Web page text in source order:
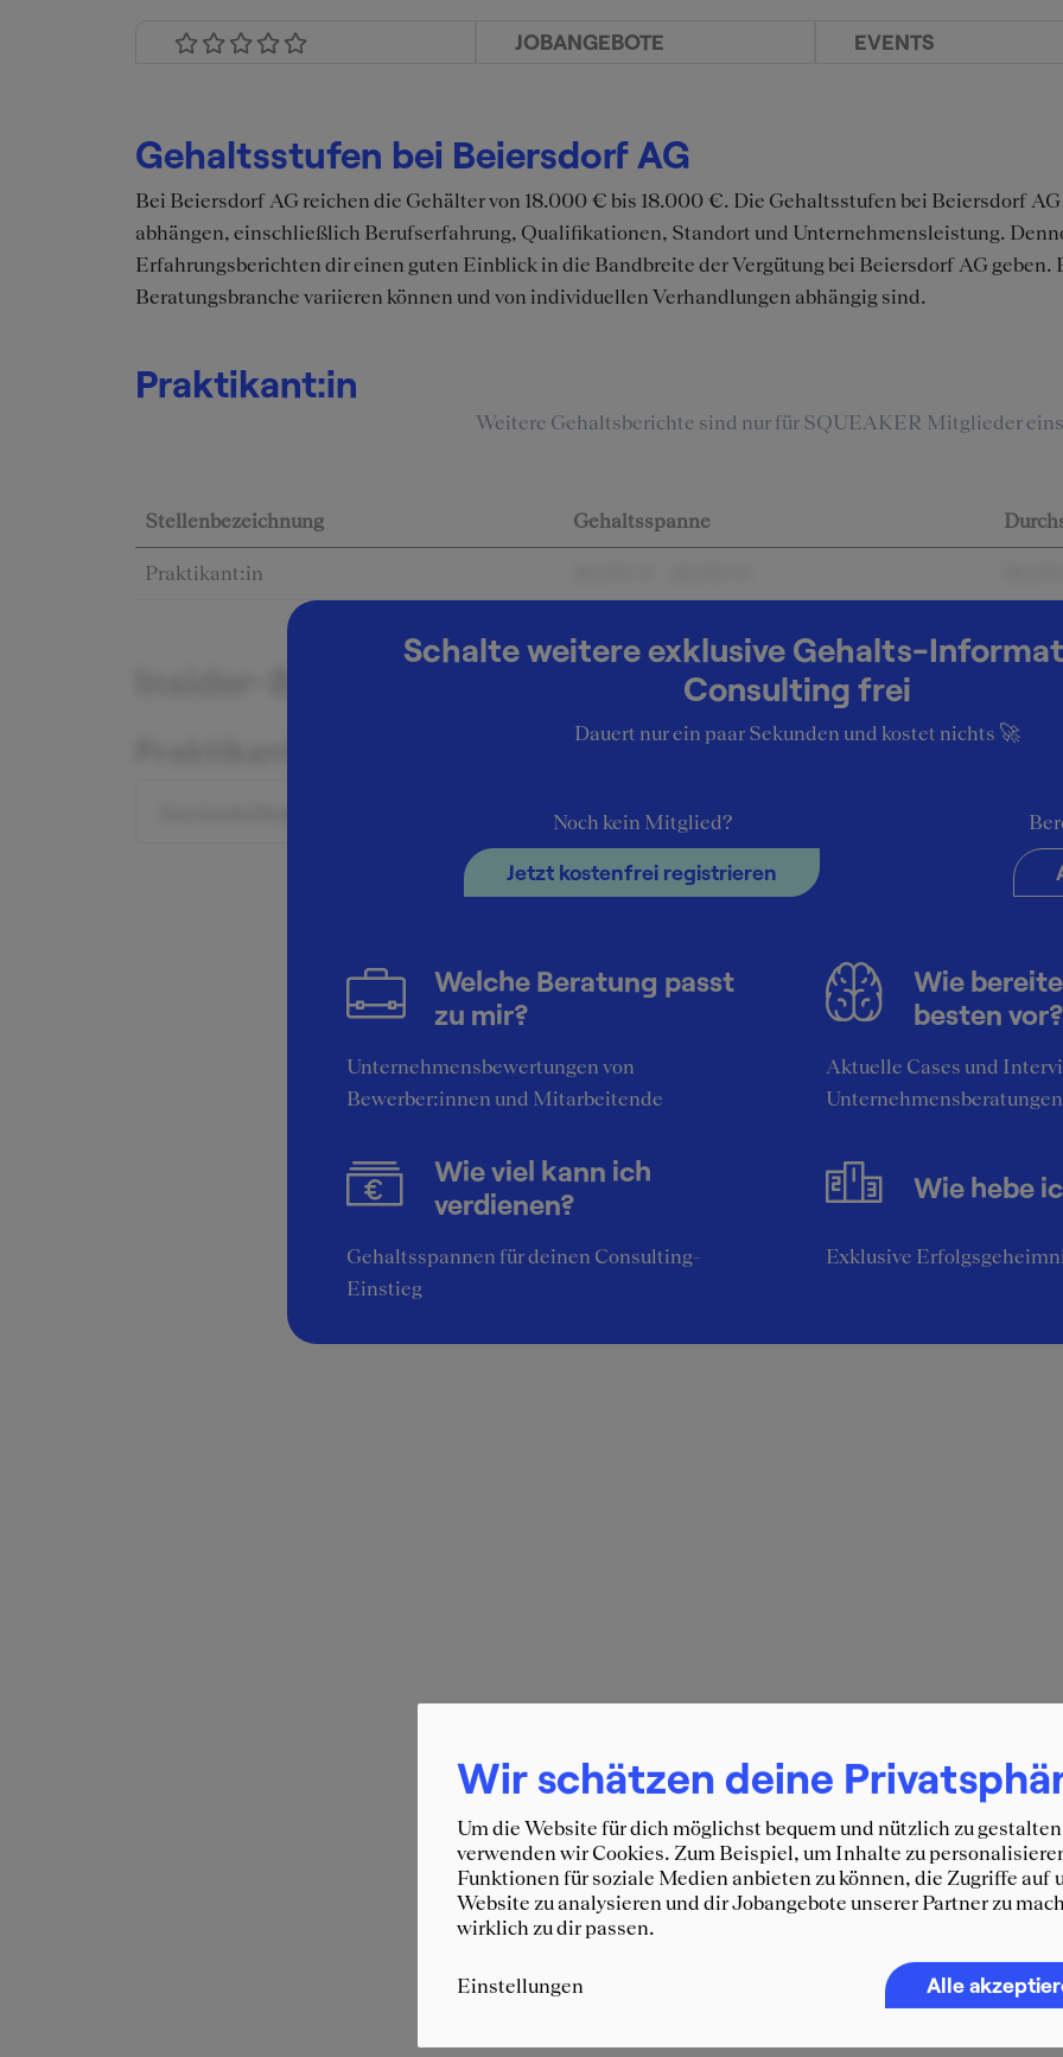
JOBANGEBOTE EVENTS
Gehaltsstufen bei Beiersdorf AG
Bei Beiersdorf AG reichen die Gehälter von 18.000 € bis 18.000 €. Die Gehaltsstufen bei Beiersdorf
abhängen, einschließlich Berufserfahrung, Qualifikationen, Standort und Unternehmensleistung.
Erfahrungsberichten dir einen guten Einblick in die Bandbreite der Vergütung bei Beiersdorf AG geben.
Beratungsbranche variieren können und von individuellen Verhandlungen abhängig sind.
Praktikant:in
Weitere Gehaltsberichte sind nur für SQUEAKER Mitglieder
Stellenbezeichnung Gehaltsspanne
Praktikant:in
Schalte weitere exklusive Gehalts-
Consulting frei
Dauert nur ein paar Sekunden und kostet nichts 🚀
Noch kein Mitglied?
Jetzt kostenfrei registrieren
Welche Beratung passt
zu mir?
Unternehmensbewertungen von
Bewerber:innen und Mitarbeitende
Wie
besten vor?
Aktuelle Cases und
Unternehmensberatungen
Wie viel kann ich
verdienen?
Gehaltsspannen für deinen Consulting-
Einstieg
Wie hebe
Exklusive
Wir schätzen deine
Um die Website für dich möglichst bequem und nützlich zu
verwenden wir Cookies. Zum Beispiel, um Inhalte zu
Funktionen für soziale Medien anbieten zu können, die Zugriffe auf
Website zu analysieren und dir Jobangebote unserer Partner zu
wirklich zu dir passen.
Einstellungen Alle